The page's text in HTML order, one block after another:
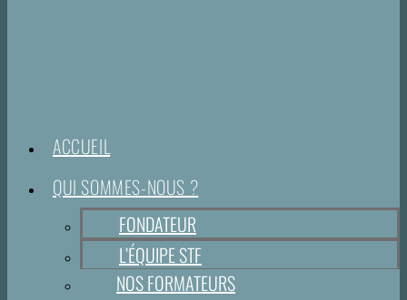
ACCUEIL
QUI SOMMES-NOUS ?
FONDATEUR
L’ÉQUIPE STF
NOS FORMATEURS